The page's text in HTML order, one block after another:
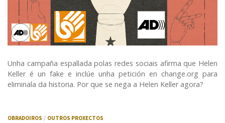
Audiodescrición
LSE (Lingua de signos española)
Unha campaña espallada polas redes sociais afirma que Helen
Keller é un fake e inclúe unha petición en change.org para
eliminala da historia. Por que se nega a Helen Keller agora?
OBRADOIROS OUTROS PROXECTOS